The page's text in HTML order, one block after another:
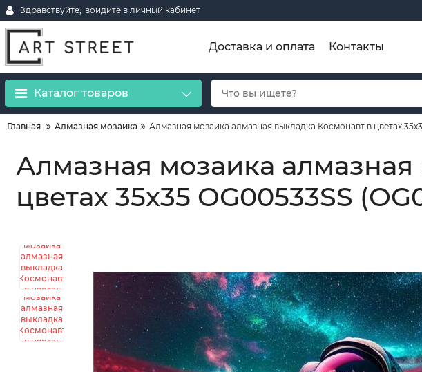
Здравствуйте, войдите в личный кабинет
Доставка и оплата Контакты
Каталог товаров
Главная Алмазная мозаика Алмазная мозаика алмазная выкладка Космонавт в цветах
Алмазная мозаика
цветах 35x35 OG00533SS